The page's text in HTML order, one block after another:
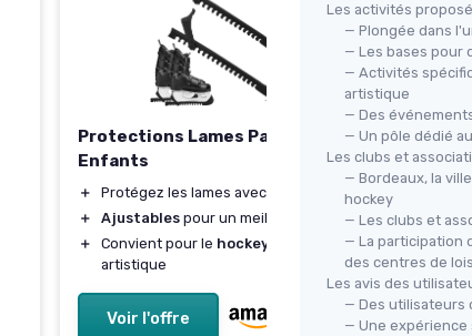
Protections Lames Patins
Enfants
＋ Protégez les lames avec
＋
Ajustables pour un meilleur maintien
＋
Convient pour le hockey
et le patinage
artistique
Voir l'offre
et
＋
Les activités
— Plongée dans
— Les bases pour
— Activités
artistique
— Des
— Un pôle dédié
Les clubs et
— Bordeaux, la
hockey
— Les clubs et
— La participation
des centres de
Les avis des
— Des utilisateurs
— Une expérience